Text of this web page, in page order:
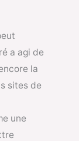
a agi de
la
sites de
une